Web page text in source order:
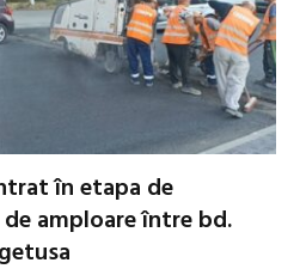
în etapa de
amploare între bd.